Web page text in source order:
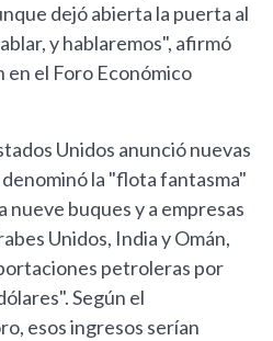
dejó abierta la puerta al
y hablaremos", afirmó
el Foro Económico
Unidos anunció nuevas
la "flota fantasma"
nueve buques y a empresas
Unidos, India y Omán,
petroleras por
Según el
esos ingresos serían